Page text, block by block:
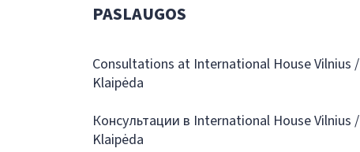
PASLAUGOS
Consultations at International House Vilnius /
Klaipėda
Консультации в International House Vilnius /
Klaipėda